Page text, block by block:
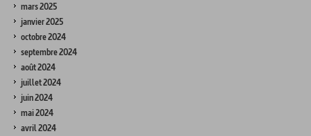
mars 2025
janvier 2025
octobre 2024
septembre 2024
août 2024
juillet 2024
juin 2024
mai 2024
avril 2024